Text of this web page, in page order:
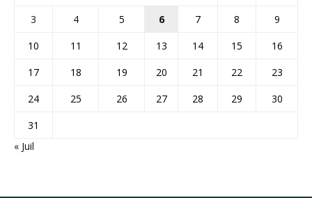
3
4 5 6 7 8
9
10
11 12 13 14 15
16
17
18 19 20 21 22
23
24
25 26 27 28 29
30
31
« Juil